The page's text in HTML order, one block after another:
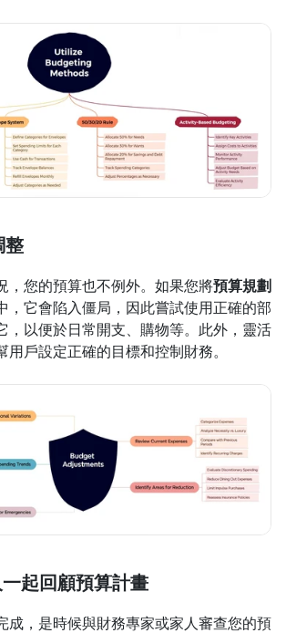
整
，您的預算也不例外。如果您將預算規劃
，它會陷入僵局，因此嘗試使用正確的部
，以便於日常開支、購物等。此外，靈活
用戶設定正確的目標和控制財務。
起回顧預算計畫
成，是時候與財務專家或家人審查您的預